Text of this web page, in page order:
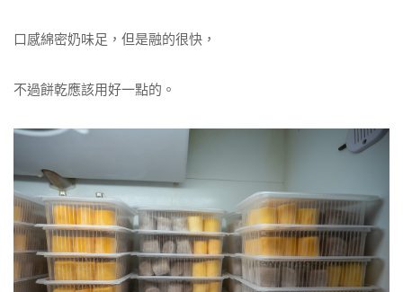
口感綿密奶味足，但是融的很快，
不過餅乾應該用好一點的。